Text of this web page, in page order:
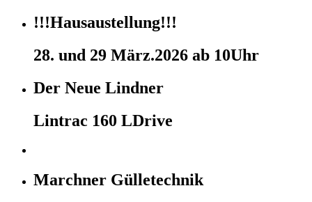
!!!Hausaustellung!!!
28. und 29 März.2026 ab 10Uhr
Der Neue Lindner
Lintrac 160 LDrive
Marchner Gülletechnik